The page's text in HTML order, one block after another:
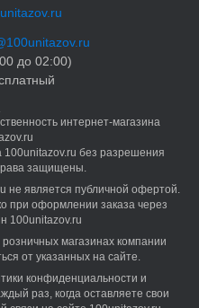
до 02:00)
интернет-магазина
без разрешения
защищены.
является публичной офертой.
при оформлении заказа через
100unitazov.ru
магазинах компании
от указанных на сайте.
конфиденциальности и
раз, когда оставляете свои